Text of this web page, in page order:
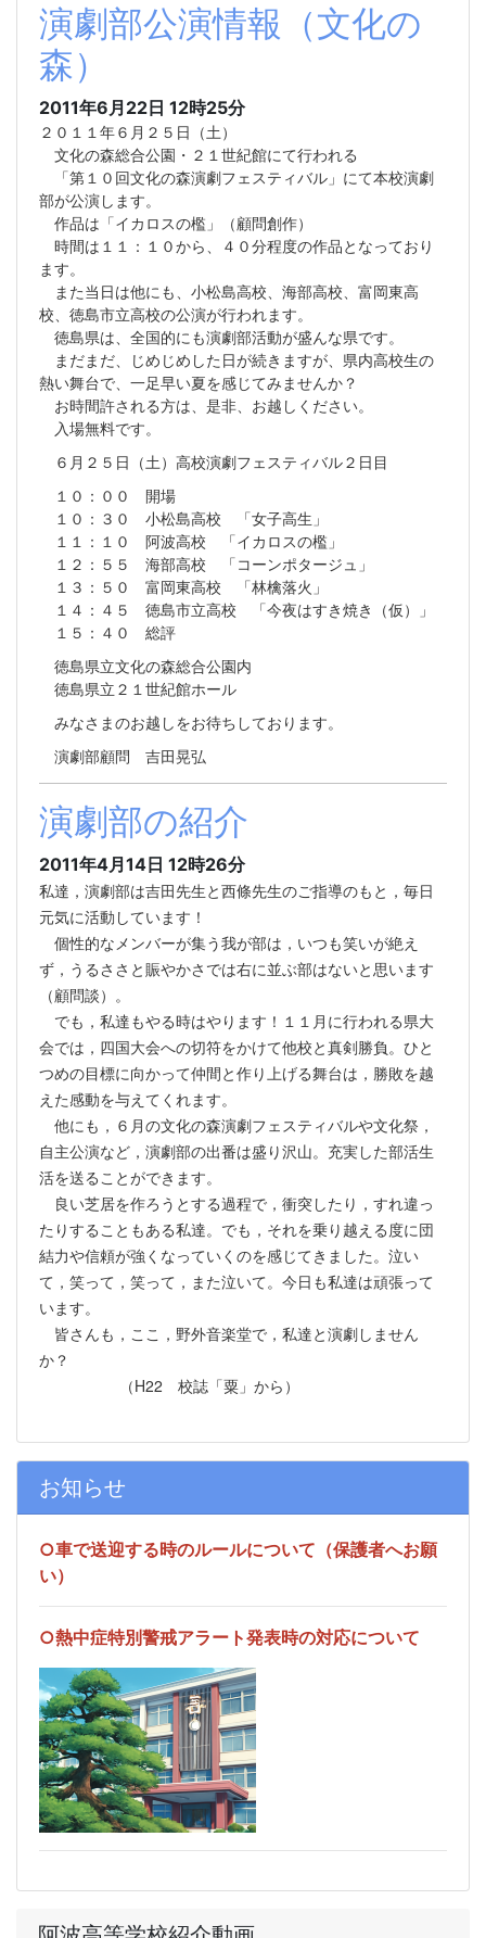
お知らせ
○車で送迎する時のルールについて（保護者へお願
い）
○熱中症特別警戒アラート発表時の対応について
演劇部公演情報（文化の
森）
2011年6月22日 12時25分
２０１１年６月２５日（土）
文化の森総合公園・２１世紀館にて行われる
「第１０回文化の森演劇フェスティバル」にて本校演劇
部が公演します。
作品は「イカロスの檻」（顧問創作）
時間は１１：１０から、４０分程度の作品となっており
ます。
また当日は他にも、小松島高校、海部高校、富岡東高
校、徳島市立高校の公演が行われます。
徳島県は、全国的にも演劇部活動が盛んな県です。
まだまだ、じめじめした日が続きますが、県内高校生の
熱い舞台で、一足早い夏を感じてみませんか？
お時間許される方は、是非、お越しください。
入場無料です。
６月２５日（土）高校演劇フェスティバル２日目
１０：００ 開場
１０：３０ 小松島高校 「女子高生」
１１：１０ 阿波高校 「イカロスの檻」
１２：５５ 海部高校 「コーンポタージュ」
１３：５０ 富岡東高校 「林檎落火」
１４：４５ 徳島市立高校 「今夜はすき焼き（仮）」
１５：４０ 総評
徳島県立文化の森総合公園内
徳島県立２１世紀館ホール
みなさまのお越しをお待ちしております。
演劇部顧問 吉田晃弘
演劇部の紹介
2011年4月14日 12時26分
私達，演劇部は吉田先生と西條先生のご指導のもと，毎日
元気に活動しています！
個性的なメンバーが集う我が部は，いつも笑いが絶え
ず，うるささと賑やかさでは右に並ぶ部はないと思います
（顧問談）。
でも，私達もやる時はやります！１１月に行われる県大
会では，四国大会への切符をかけて他校と真剣勝負。ひと
つめの目標に向かって仲間と作り上げる舞台は，勝敗を越
えた感動を与えてくれます。
他にも，６月の文化の森演劇フェスティバルや文化祭，
自主公演など，演劇部の出番は盛り沢山。充実した部活生
活を送ることができます。
良い芝居を作ろうとする過程で，衝突したり，すれ違っ
たりすることもある私達。でも，それを乗り越える度に団
結力や信頼が強くなっていくのを感じてきました。泣い
て，笑って，笑って，また泣いて。今日も私達は頑張って
います。
皆さんも，ここ，野外音楽堂で，私達と演劇しません
か？
（H22 校誌「粟」から）